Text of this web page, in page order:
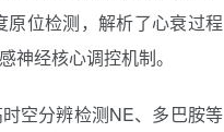
位检测，解析了心衰过程
神经核心调控机制。
空分辨检测NE、多巴胺等